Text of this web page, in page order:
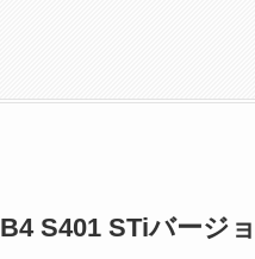
S401 STiバージ